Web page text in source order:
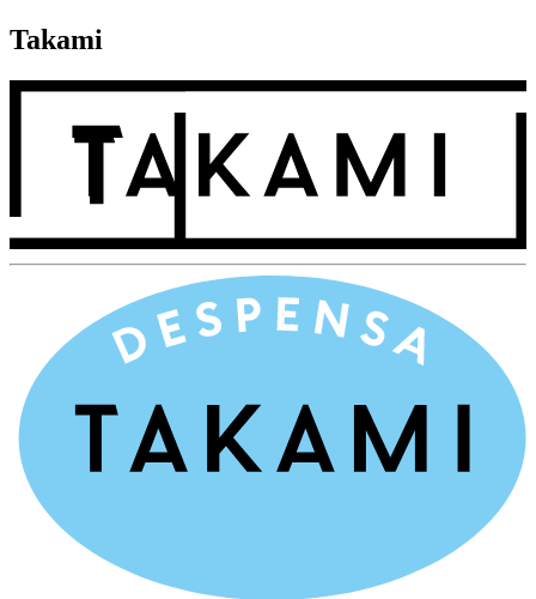
Takami